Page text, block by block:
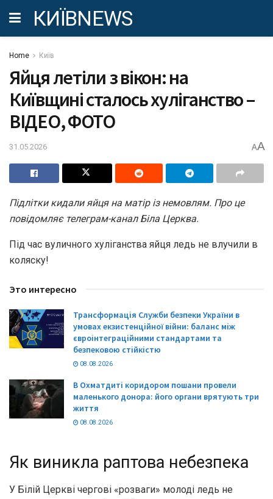
КИЇВNEWS
Home Київ
Яйця летіли з вікон: на
Київщині сталось хуліганство –
ВІДЕО, ФОТО
31.05.2026 AA
Підлітки кидали яйця на матір із немовлям. Про це
повідомляє телеграм-канал Біла Церква.
Під час вуличного хуліганства яйця ледь не влучили в
коляску!
Это интересно
Трансформація Служби безпеки України в
умовах екзистенційної війни: баланс між
євроінтеграційними стандартами та
безпековою стійкістю
08.08.2026
В Охматдиті коридором пошани провели
маленького донора: його органи врятують три
життя
08.08.2026
Як виникла раптова небезпека
У Білій Церкві чергові «розваги» молоді ледь не